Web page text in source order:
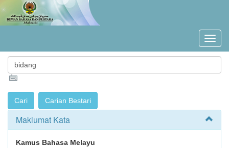
Maklumat Kata
Kamus Bahasa Melayu